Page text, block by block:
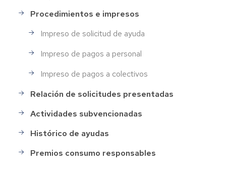
Procedimientos e impresos
Impreso de solicitud de ayuda
Impreso de pagos a personal
Impreso de pagos a colectivos
Relación de solicitudes presentadas
Actividades subvencionadas
Histórico de ayudas
Premios consumo responsables